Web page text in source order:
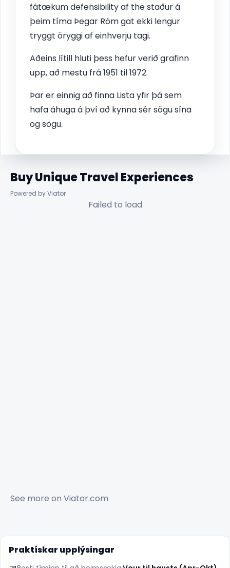
fátækum defensibility af the staður á
þeim tíma Þegar Róm gat ekki lengur
tryggt öryggi af einhverju tagi.
Aðeins lítill hluti þess hefur verið grafinn
upp, að mestu frá 1951 til 1972.
Þar er einnig að finna Lista yfir þá sem
hafa áhuga á því að kynna sér sögu sína
og sögu.
Buy Unique Travel Experiences
Powered by Viator
Failed to load
See more on Viator.com
Praktískar upplýsingar